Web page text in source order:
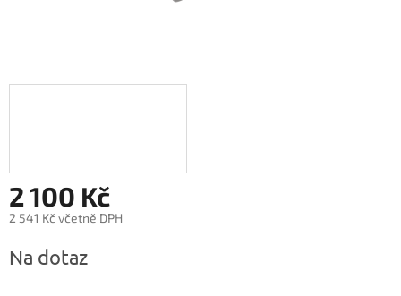
2 100 Kč
2 541 Kč včetně DPH
cena:
Na dotaz